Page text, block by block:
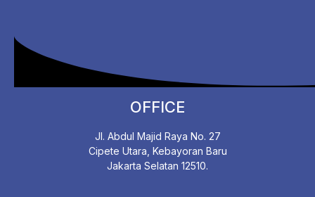
OFFICE
Jl. Abdul Majid Raya No. 27
Cipete Utara, Kebayoran Baru
Jakarta Selatan 12510.